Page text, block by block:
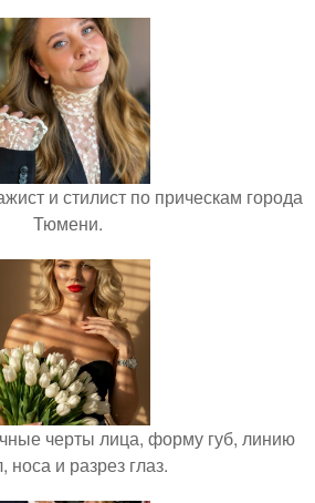
и стилист по прическам города
Тюмени.
черты лица, форму губ, линию
носа и разрез глаз.